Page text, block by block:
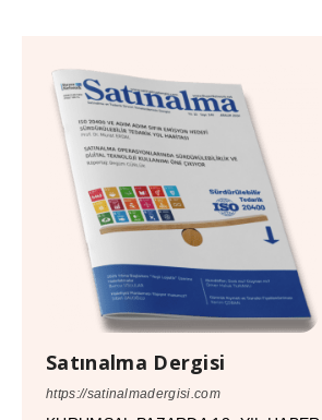
Satınalma Dergisi
https://satinalmadergisi.com